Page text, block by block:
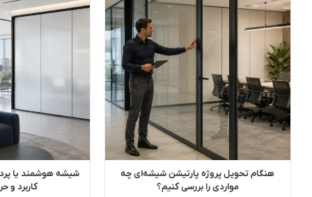
هنگام تحویل پروژه پارتیشن شیشه‌ای چه
مواردی را بررسی کنیم؟
شیشه هوشمند یا
کاربرد